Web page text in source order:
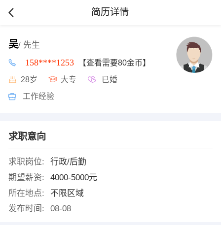
简历详情
吴/ 先生
158****1253 【查看需要80金币】
28岁 大专 已婚
工作经验
求职意向
求职岗位:
行政/后勤
期望薪资:
4000-5000元
所在地点:
不限区域
发布时间:
08-08